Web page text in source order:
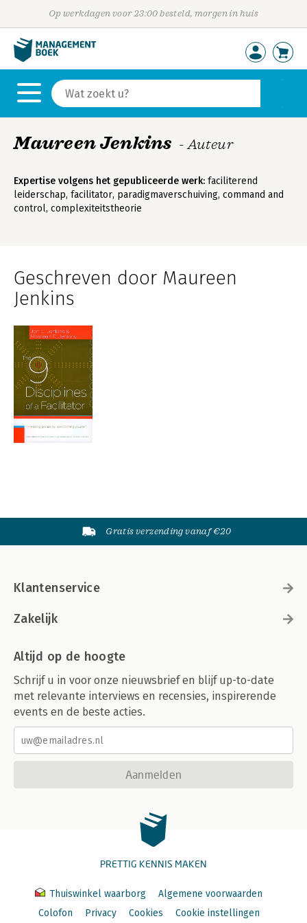
Op werkdagen voor 23:00 besteld, morgen in huis
Maureen Jenkins - Auteur
Expertise volgens het gepubliceerde werk: faciliterend
leiderschap, facilitator, paradigmaverschuiving, command and
control, complexiteitstheorie
Geschreven door Maureen
Jenkins
Gratis verzending vanaf €20
Klantenservice
Zakelijk
Altijd op de hoogte
Schrijf u in voor onze nieuwsbrief en blijf up-to-date
met relevante interviews en recensies, inspirerende
events en de beste acties.
Aanmelden
PRETTIG KENNIS MAKEN
Thuiswinkel waarborg
Algemene voorwaarden
Colofon
Privacy Cookies Cookie instellingen